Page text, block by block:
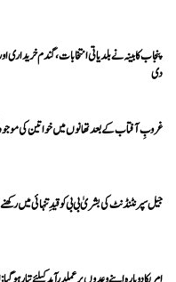
پنجاب کابینہ نے بلدیاتی انتخابات، گندم
دی
غروبِ آفتاب کے بعد تھانوں میں خواتین کی
جیل سپرنٹنڈنٹ کی بشریٰ بی بی کو قیدِ تنہائی میں